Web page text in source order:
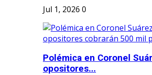
Jul 1, 2026 0
Polémica en Coronel
opositores...